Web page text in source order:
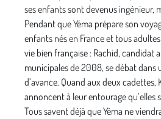
ses enfants sont devenus ingénieur,
Pendant que Yéma prépare son
enfants nés en France et tous
vie bien française : Rachid, candidat
municipales de 2008, se débat dans
d’avance. Quand aux deux cadettes,
annoncent à leur entourage qu’elles
Tous savent déjà que Yéma ne